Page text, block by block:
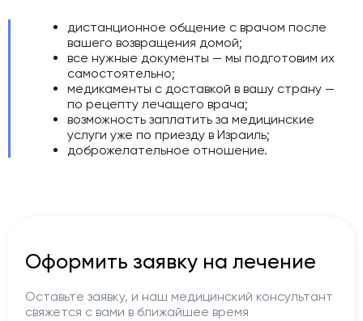
дистанционное общение с врачом после
вашего возвращения домой;
все нужные документы — мы подготовим их
самостоятельно;
медикаменты с доставкой в вашу страну —
по рецепту лечащего врача;
возможность заплатить за медицинские
услуги уже по приезду в Израиль;
доброжелательное отношение.
Оформить заявку на лечение
Оставьте заявку, и наш медицинский консультант
свяжется с вами в ближайшее время